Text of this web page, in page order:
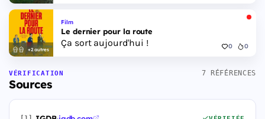
+2 autres
Film
Le dernier pour la route
Ça sort aujourd'hui ! 0 0
VÉRIFICATION
Sources
7 RÉFÉRENCES